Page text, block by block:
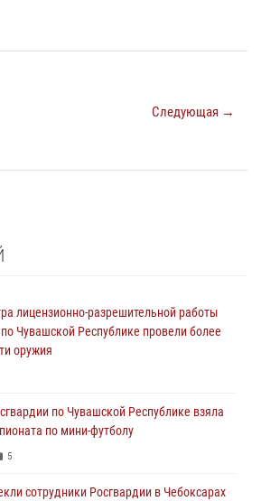
Следующая →
лицензионно-разрешительной работы
Чувашской Республике провели более
оружия
по Чувашской Республике взяла
по мини-футболу
5
сотрудники Росгвардии в Чебоксарах